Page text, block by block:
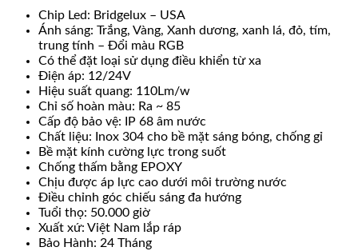
Chip Led: Bridgelux – USA
Ánh sáng: Trắng, Vàng, Xanh dương, xanh lá, đỏ, tím,
trung tính – Đổi màu RGB
Có thể đặt loại sử dụng điều khiển từ xa
Điện áp: 12/24V
Hiệu suất quang: 110Lm/w
Chỉ số hoàn màu: Ra ~ 85
Cấp độ bảo vệ: IP 68 âm nước
Chất liệu: Inox 304 cho bề mặt sáng bóng, chống gỉ
Bề mặt kính cường lực trong suốt
Chống thấm bằng EPOXY
Chịu được áp lực cao dưới môi trường nước
Điều chỉnh góc chiếu sáng đa hướng
Tuổi thọ: 50.000 giờ
Xuất xứ: Việt Nam lắp ráp
Bảo Hành: 24 Tháng